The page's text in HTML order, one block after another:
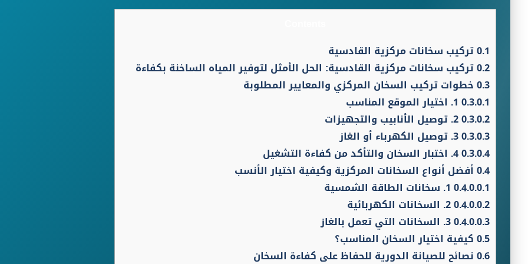
0.1تركيب سخانات مركزية القادسية
0.2تركيب سخانات مركزية القادسية: الحل الأمثل لتوفير المياه الساخنة بكفاءة
0.3خطوات تركيب السخان المركزي والمعايير المطلوبة
0.3.0.1
0.3.0.2
0.3.0.3
0.3.0.4
0.4أفضل أنواع السخانات المركزية وكيفية اختيار الأنسب
0.4.0.0.1
0.4.0.0.2
0.4.0.0.3
0.5كيفية اختيار السخان المناسب؟
0.6نصائح للصيانة الدورية للحفاظ على كفاءة السخان